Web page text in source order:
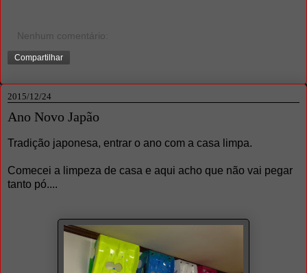
Nenhum comentário:
Compartilhar
2015/12/24
Ano Novo Japão
Tradição japonesa, entrar o ano com a casa limpa.
Comecei a limpeza de casa e aqui acho que não vai pegar
tanto pó....